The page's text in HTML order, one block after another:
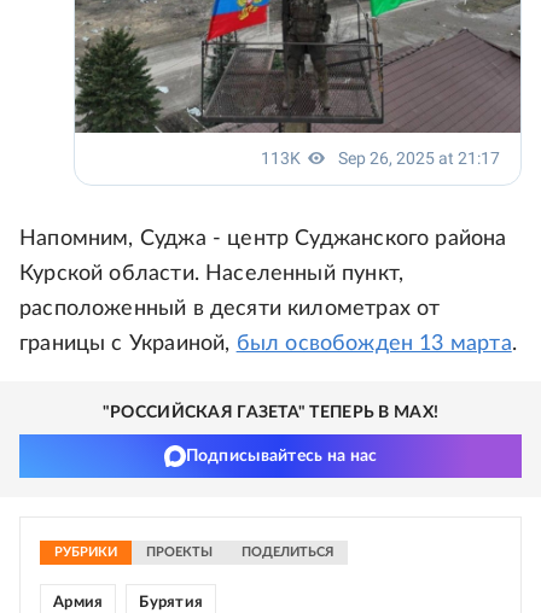
Напомним, Суджа - центр Суджанского района
Курской области. Населенный пункт,
расположенный в десяти километрах от
границы с Украиной, был освобожден 13 марта.
"РОССИЙСКАЯ ГАЗЕТА" ТЕПЕРЬ В MAX!
Подписывайтесь на нас
РУБРИКИ ПРОЕКТЫ ПОДЕЛИТЬСЯ
Армия Бурятия